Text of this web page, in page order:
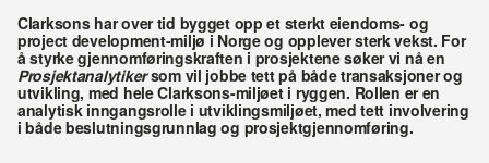
Clarksons har over tid bygget opp et sterkt eiendoms- og
project development-miljø i Norge og opplever sterk vekst. For
Prosjektanalytiker som vil jobbe tett på både transaksjoner og
utvikling, med hele Clarksons-miljøet i ryggen. Rollen er en
analytisk inngangsrolle i utviklingsmiljøet, med tett involvering
i både beslutningsgrunnlag og prosjektgjennomføring.